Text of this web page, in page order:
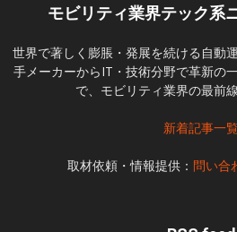
モビリティ業界テック系
世界で著しく膨脹・発展を続ける自動
手メーカーからIT・技術分野で革新の
で、モビリティ業界の最前
新着記事一
取材依頼・情報提供： 問い合